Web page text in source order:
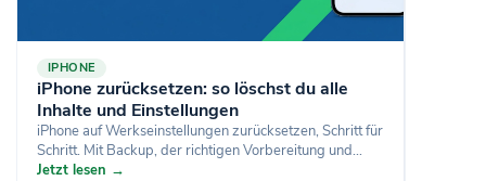
IPHONE
iPhone zurücksetzen: so löschst du alle
Inhalte und Einstellungen
iPhone auf Werkseinstellungen zurücksetzen, Schritt für
Schritt. Mit Backup, der richtigen Vorbereitung und...
Jetzt lesen →